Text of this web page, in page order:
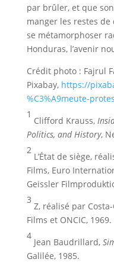
par brûler, et que
manger les restes de
se métamorphoser
Honduras, l’avenir
Crédit photo : Fajrul
Pixabay, https://
%C3%A9meute-
1
Clifford Krauss,
Politics, and History,
2
L’État de siège,
Films, Euro
Geissler
3
Z, réalisé par
Films et ONCIC, 1969.
4
Jean Baudrillard,
Galilée, 1985.